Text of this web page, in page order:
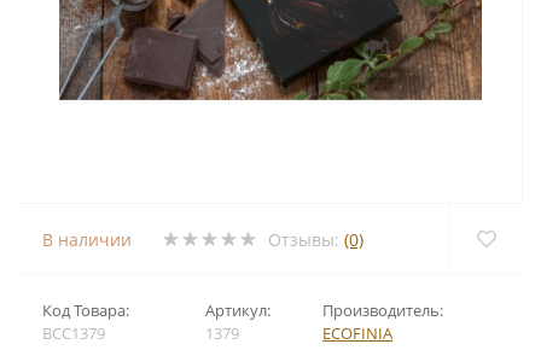
В наличии Отзывы: (0)
Код Товара:
BCC1379
Артикул:
1379
Производитель:
ECOFINIA